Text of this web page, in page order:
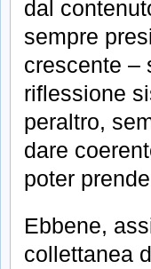
dal
sempre
crescente –
riflessione
peraltro,
dare
poter
Ebbene,
collettanea